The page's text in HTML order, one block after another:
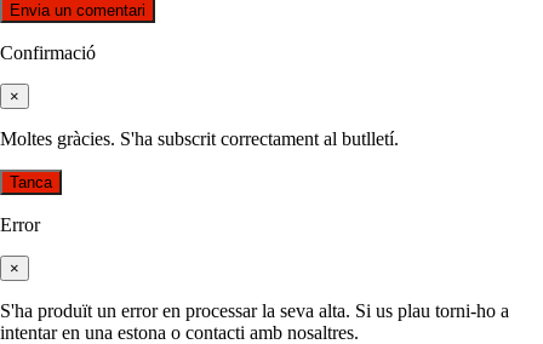
Confirmació
×
Moltes gràcies. S'ha subscrit correctament al butlletí.
Tanca
Error
×
S'ha produït un error en processar la seva alta. Si us plau torni-ho a
intentar en una estona o contacti amb nosaltres.